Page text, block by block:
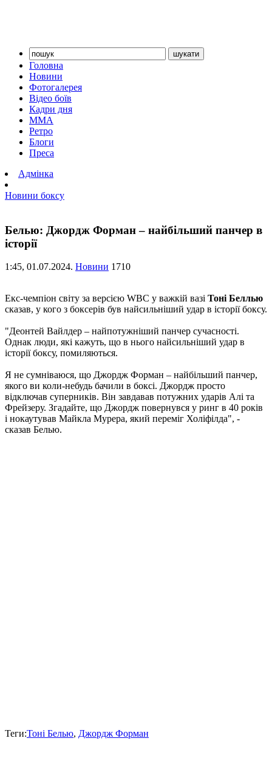
Головна
Новини
Фотогалерея
Відео боїв
Кадри дня
ММА
Ретро
Блоги
Преса
Адмінка
Новини боксу
Белью: Джордж Форман – найбільший панчер в
історії
1:45, 01.07.2024. Новини 1710
Екс-чемпіон світу за версією WBC у важкій вазі Тоні Беллью
сказав, у кого з боксерів був найсильніший удар в історії боксу.
"Деонтей Вайлдер – найпотужніший панчер сучасності.
Однак люди, які кажуть, що в нього найсильніший удар в
історії боксу, помиляються.
Я не сумніваюся, що Джордж Форман – найбільший панчер,
якого ви коли-небудь бачили в боксі. Джордж просто
відключав суперників. Він завдавав потужних ударів Алі та
Фрейзеру. Згадайте, що Джордж повернувся у ринг в 40 років
і нокаутував Майкла Мурера, який переміг Холіфілда", -
сказав Белью.
Теги:Тоні Белью, Джордж Форман